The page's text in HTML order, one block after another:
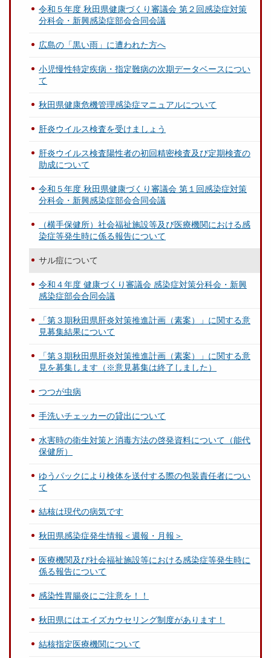
令和５年度 秋田県健康づくり審議会 第２回感染症対策
分科会・新興感染症部会合同会議
広島の「黒い雨」に遭われた方へ
小児慢性特定疾病・指定難病の次期データベースについ
て
秋田県健康危機管理感染症マニュアルについて
肝炎ウイルス検査を受けましょう
肝炎ウイルス検査陽性者の初回精密検査及び定期検査の
助成について
令和５年度 秋田県健康づくり審議会 第１回感染症対策
分科会・新興感染症部会合同会議
（横手保健所）社会福祉施設等及び医療機関における感
染症等発生時に係る報告について
サル痘について
令和４年度 健康づくり審議会 感染症対策分科会・新興
感染症部会合同会議
「第３期秋田県肝炎対策推進計画（素案）」に関する意
見募集結果について
「第３期秋田県肝炎対策推進計画（素案）」に関する意
見を募集します（※意見募集は終了しました）
つつが虫病
手洗いチェッカーの貸出について
水害時の衛生対策と消毒方法の啓発資料について（能代
保健所）
ゆうパックにより検体を送付する際の包装責任者につい
て
結核は現代の病気です
秋田県感染症発生情報＜週報・月報＞
医療機関及び社会福祉施設等における感染症等発生時に
係る報告について
感染性胃腸炎にご注意を！！
秋田県にはエイズカウセリング制度があります！
結核指定医療機関について